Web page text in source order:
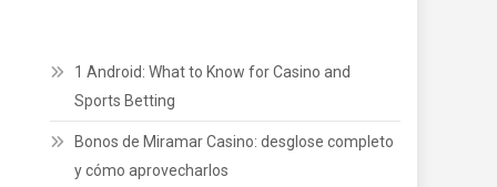
1 Android: What to Know for Casino and
Sports Betting
Bonos de Miramar Casino: desglose completo
y cómo aprovecharlos